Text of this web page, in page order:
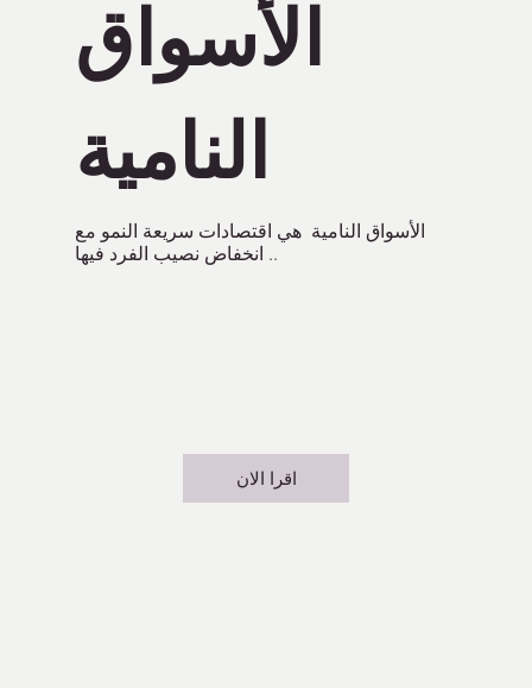
الأسواق
النامية
الأسواق النامية هي اقتصادات سريعة النمو مع
انخفاض نصيب الفرد فيها ..
اقرا الان